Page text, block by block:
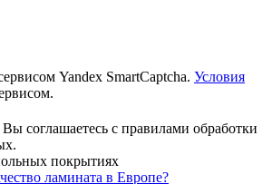
Yandex SmartCaptcha. Условия
соглашаетесь с правилами обработки
покрытиях